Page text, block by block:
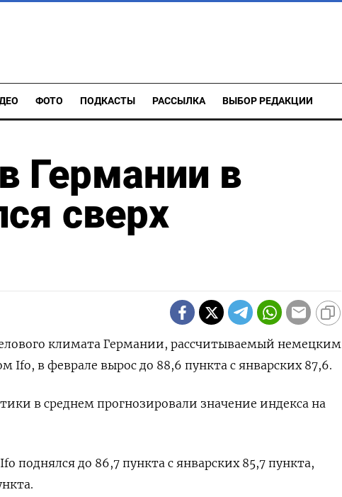
ФОТО ПОДКАСТЫ РАССЫЛКА ВЫБОР РЕДАКЦИИ
Германии в
сверх
климата Германии, рассчитываемый ‌немецким
Ifo, в феврале вырос ​до ​88,​6 пункта ⁠с ‌январских 87,‌6.
в среднем ​прогнозировали значение ‌индекса на
поднялся до 86,7 ​пункта ​с январских ‌85,7 пункта,